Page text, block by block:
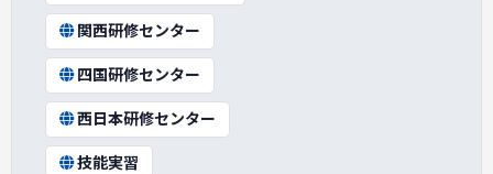
関西研修センター
四国研修センター
西日本研修センター
技能実習